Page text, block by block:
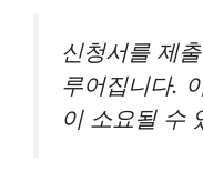
신청서를 제
루어집니다.
이 소요될 수